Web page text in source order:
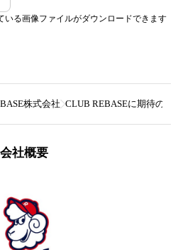
いる画像ファイルがダウンロードできます
株式会社 CLUB REBASEに期待の新
会社概要